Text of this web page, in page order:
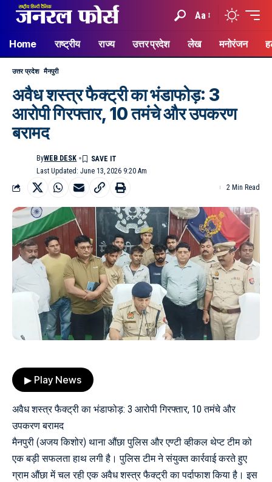
Aa
Home राष्ट्रीय राज्य उत्तर प्रदेश लेख मनोरंजन
उत्तर प्रदेश मैनपुरी
अवैध शस्त्र फैक्ट्री का भंडाफोड़: 3
आरोपी गिरफ्तार, 10 तमंचे और उपकरण
बरामद
Last Updated: June 13, 2026 9:20 Am
ByWEB DESK
2 Min Read
▶ Play News
अवैध शस्त्र फैक्ट्री का भंडाफोड़: 3 आरोपी गिरफ्तार, 10 तमंचे और
उपकरण बरामद
मैनपुरी (अजय किशोर) थाना औंछा पुलिस और एण्टी व्हीकल थेप्ट टीम को
एक बड़ी सफलता हाथ लगी है। पुलिस टीम ने संयुक्त कार्रवाई करते हुए
ग्राम औंछा में चल रही एक अवैध शस्त्र फैक्ट्री का पर्दाफाश किया है। इस